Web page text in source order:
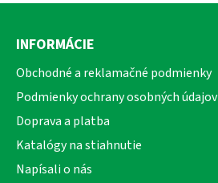
Z
INFORMÁCIE
Obchodné a reklamačné podmienky
Podmienky ochrany osobných údajov
Doprava a platba
Katalógy na stiahnutie
Napísali o nás